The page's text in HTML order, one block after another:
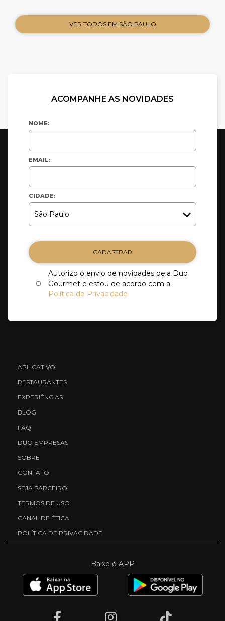
VER TODOS EM SÃO PAULO
ACOMPANHE AS NOVIDADES
NOME:
EMAIL:
CIDADE:
CADASTRAR
Autorizo o envio de novidades pela Duo
Gourmet e estou de acordo com a
Política de Privacidade
APLICATIVO
RESTAURANTES
EXPERIÊNCIAS
BLOG
FAQ
DUO EMPRESAS
SOBRE
CONTATO
SEJA PARCEIRO
TERMOS DE USO
CANAL DE ÉTICA
POLÍTICA DE PRIVACIDADE
Baixe o APP